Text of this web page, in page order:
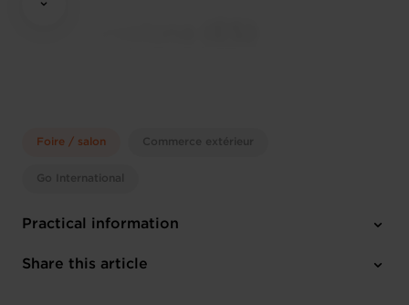
Foire / salon Commerce extérieur
Go International
Practical information
Tuesday 7 Nov 2023 > Thursday 9 Nov 2023
Share this article